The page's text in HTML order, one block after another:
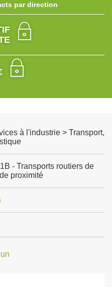
par direction
à l'industrie > Transport,
- Transports routiers de
proximité